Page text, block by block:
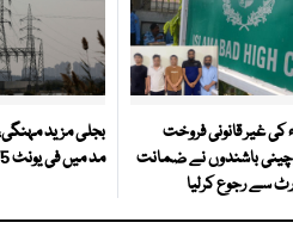
کی غیر قانونی فروخت
چینی باشندوں نے ضمانت
سے رجوع کرلیا
بجلی مزید
مد میں فی یونٹ 75 پیسے اضافہ